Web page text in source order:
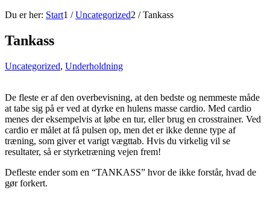
Du er her: Start1 / Uncategorized2 / Tankass
Tankass
Uncategorized, Underholdning
De fleste er af den overbevisning, at den bedste og nemmeste måde
at tabe sig på er ved at dyrke en hulens masse cardio. Med cardio
menes der eksempelvis at løbe en tur, eller brug en crosstrainer. Ved
cardio er målet at få pulsen op, men det er ikke denne type af
træning, som giver et varigt vægttab. Hvis du virkelig vil se
resultater, så er styrketræning vejen frem!
Defleste ender som en “TANKASS” hvor de ikke forstår, hvad de
gør forkert.